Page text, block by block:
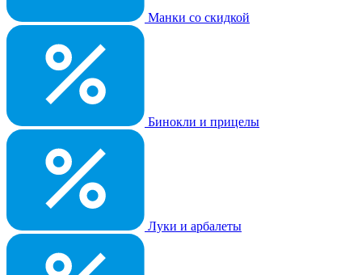
Манки со скидкой
Бинокли и прицелы
Луки и арбалеты